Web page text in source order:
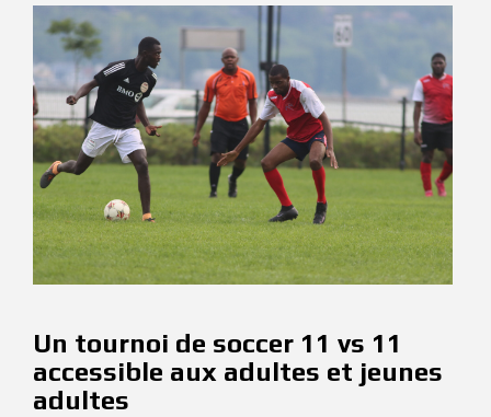
Un tournoi de soccer 11 vs 11
accessible aux adultes et jeunes
adultes